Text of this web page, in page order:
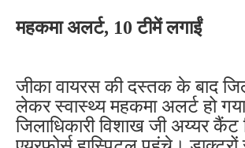
महकमाअलर्ट, 10 टीमें लगाईं
जीकावायरस की दस्तक के बाद
लेकर स्वास्थ्य महकमा अलर्ट हो
जिलाधिकारी विशाख जी अय्यर